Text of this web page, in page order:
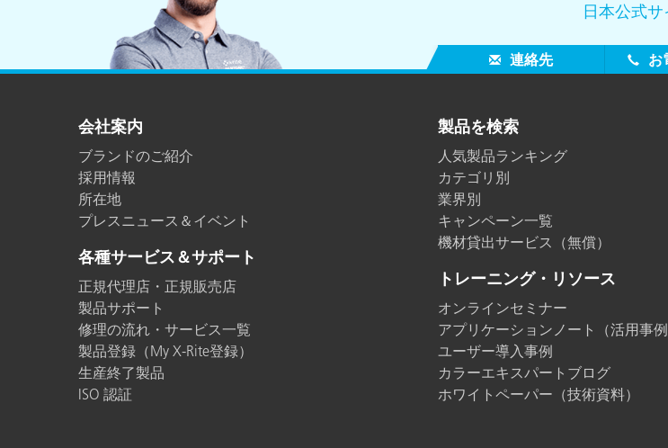
日本公式サ
連絡先 お
会社案内
ブランドのご紹介
採用情報
所在地
プレスニュース＆イベント
各種サービス＆サポート
正規代理店・正規販売店
製品サポート
修理の流れ・サービス一覧
製品登録（My X-Rite登録）
生産終了製品
ISO 認証
製品を検索
人気製品ランキング
カテゴリ別
業界別
キャンペーン一覧
機材貸出サービス（無償）
トレーニング・リソース
オンラインセミナー
アプリケーションノート（活用事例
ユーザー導入事例
カラーエキスパートブログ
ホワイトペーパー（技術資料）